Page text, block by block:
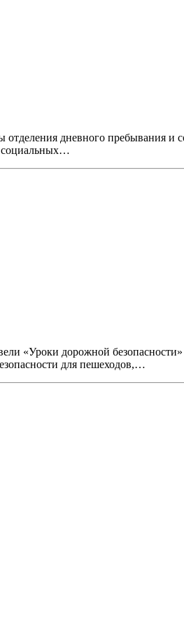
отделения дневного пребывания и
социальных…
«Уроки дорожной
для пешеходов,…